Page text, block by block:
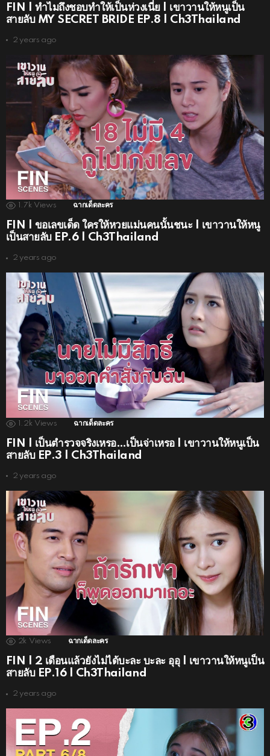
FIN | ทำไมถึงชอบทำให้เป็นห่วงเนี่ย | เขาวานให้หนูเป็น
สายลับ MY SECRET BRIDE EP.8 | Ch3Thailand
2 years ago
1.7k Views ฉากเด็ดละคร
FIN | ขอเลขเด็ด ใครให้หวยแม่นคนนั้นชนะ | เขาวานให้หนู
เป็นสายลับ EP.6 | Ch3Thailand
2 years ago
1.2k Views ฉากเด็ดละคร
FIN | เป็นตำรวจจริงเหรอ…เป็นจ่าเหรอ | เขาวานให้หนูเป็น
สายลับ EP.3 | Ch3Thailand
2 years ago
2k Views ฉากเด็ดละคร
FIN | 2 เดือนแล้วยังไม่ได้บะละ บะละ อุอุ | เขาวานให้หนูเป็น
สายลับ EP.16 | Ch3Thailand
2 years ago